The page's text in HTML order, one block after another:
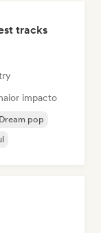
tracks
impacto
Dream pop